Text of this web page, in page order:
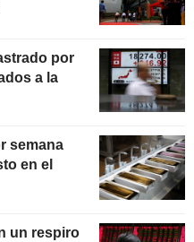
por
a la
semana
en el
un respiro